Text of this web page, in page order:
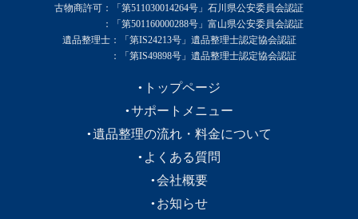
古物商許可 ：「第511030014264号」石川県公安委員会認証
：「第501160000288号」富山県公安委員会認証
遺品整理士：「第IS24213号」遺品整理士認定協会認証
：「第IS49898号」遺品整理士認定協会認証
トップページ
サポートメニュー
遺品整理の流れ・料金について
よくある質問
会社概要
お知らせ